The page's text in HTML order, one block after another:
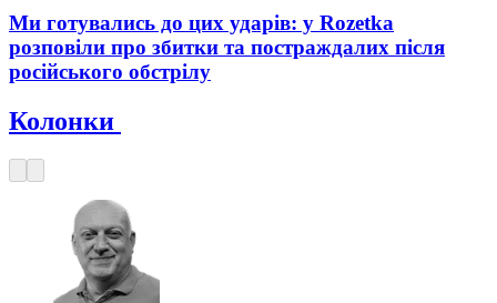
Ми готувались до цих ударів: у Rozetka
розповіли про збитки та постраждалих після
російського обстрілу
Колонки